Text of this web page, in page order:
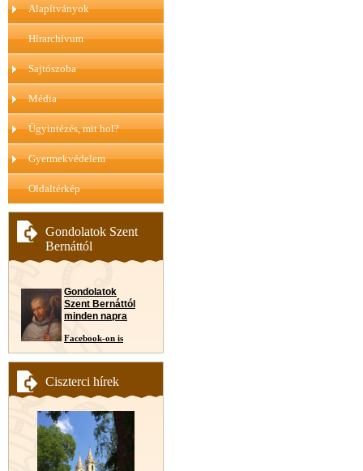
Alapítványok
Hírarchívum
Sajtószoba
Média
Ügyintézés, mit hol?
Gyermekvédelem
Oldaltérkép
Gondolatok Szent
Bernáttól
Gondolatok
Szent Bernáttól
minden napra
Facebook-on is
Ciszterci hírek